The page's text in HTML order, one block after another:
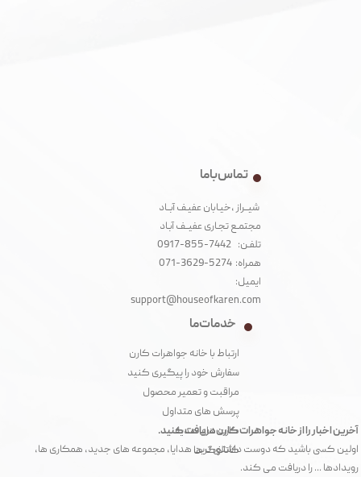
آخرین اخبار را از خانه جواهرات کارن دریافت کنید.
اولین کسی باشید که دوست داشتنی ترین هدایا، مجموعه های جدید، همکاری ها،
رویدادها ... را دریافت می کند.
تماس با ما
شیــراز ،خیـابان عفیـف آبــاد
مجتمـع تجـاری عفیــف آبـاد‌
تلفـن: 7442-855-0917
همراه: 5274-3629-071
ایمیل:
support@houseofkaren.com
خدمات ما
ارتباط با خانه جواهرات کارن
سفارش خود را پیگیری کنید
مراقبت و تعمیر محصول
پرسش های متداول
کارت های هدیه
کاتالوگ ها